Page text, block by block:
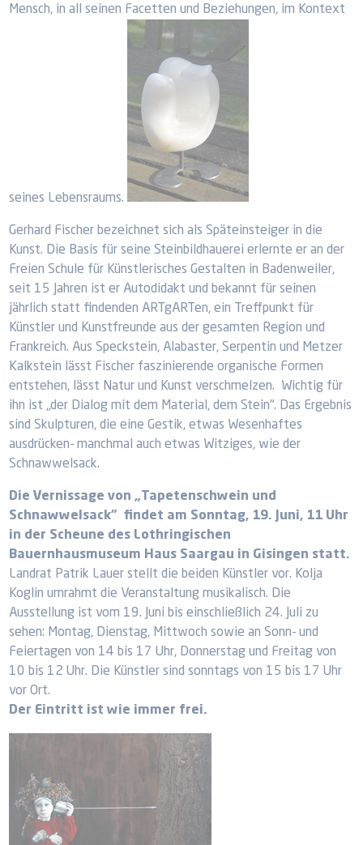
Mensch, in all seinen Facetten und Beziehungen, im Kontext
seines Lebensraums.
Gerhard Fischer bezeichnet sich als Späteinsteiger in die
Kunst. Die Basis für seine Steinbildhauerei erlernte er an der
Freien Schule für Künstlerisches Gestalten in Badenweiler,
seit 15 Jahren ist er Autodidakt und bekannt für seinen
jährlich statt findenden ARTgARTen, ein Treffpunkt für
Künstler und Kunstfreunde aus der gesamten Region und
Frankreich. Aus Speckstein, Alabaster, Serpentin und Metzer
Kalkstein lässt Fischer faszinierende organische Formen
entstehen, lässt Natur und Kunst verschmelzen. Wichtig für
ihn ist „der Dialog mit dem Material, dem Stein". Das Ergebnis
sind Skulpturen, die eine Gestik, etwas Wesenhaftes
ausdrücken- manchmal auch etwas Witziges, wie der
Schnawwelsack.
Die Vernissage von „Tapetenschwein und
Schnawwelsack" findet am Sonntag, 19. Juni, 11 Uhr
in der Scheune des Lothringischen
Bauernhausmuseum Haus Saargau in Gisingen statt.
Landrat Patrik Lauer stellt die beiden Künstler vor. Kolja
Koglin umrahmt die Veranstaltung musikalisch. Die
Ausstellung ist vom 19. Juni bis einschließlich 24. Juli zu
sehen: Montag, Dienstag, Mittwoch sowie an Sonn- und
Feiertagen von 14 bis 17 Uhr, Donnerstag und Freitag von
10 bis 12 Uhr. Die Künstler sind sonntags von 15 bis 17 Uhr
vor Ort.
Der Eintritt ist wie immer frei.